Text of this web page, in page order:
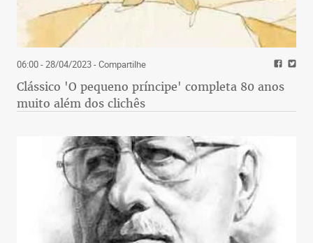
06:00 - 28/04/2023- Compartilhe
Clássico 'O pequeno príncipe' completa 80 anos
muito além dos clichês